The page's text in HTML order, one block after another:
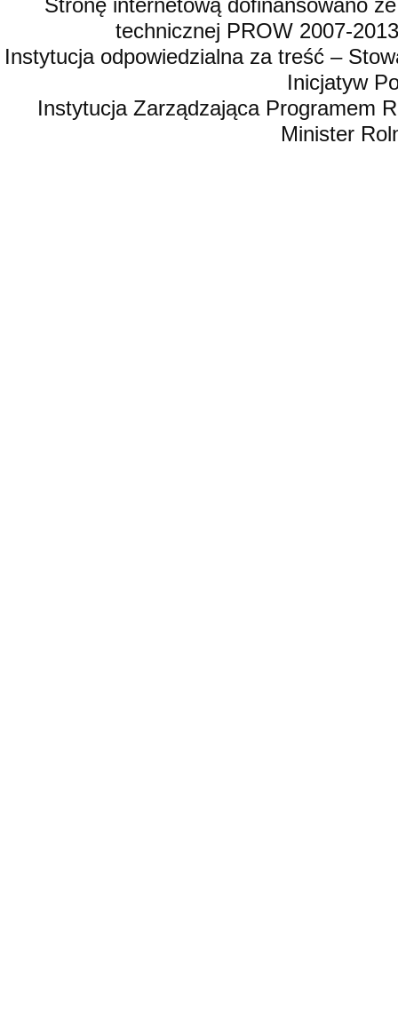
Stronę internetową dofinansowano
technicznej PROW 2007-
Instytucja odpowiedzialna za treść –
Inicjatyw
Instytucja Zarządzająca Programem
Minister